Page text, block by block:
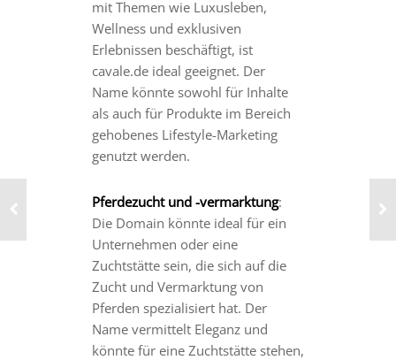
mit Themen wie Luxusleben,
Wellness und exklusiven
Erlebnissen beschäftigt, ist
cavale.de ideal geeignet. Der
Name könnte sowohl für Inhalte
als auch für Produkte im Bereich
gehobenes Lifestyle-Marketing
genutzt werden.
Pferdezucht und -vermarktung:
Die Domain könnte ideal für ein
Unternehmen oder eine
Zuchtstätte sein, die sich auf die
Zucht und Vermarktung von
Pferden spezialisiert hat. Der
Name vermittelt Eleganz und
könnte für eine Zuchtstätte stehen,